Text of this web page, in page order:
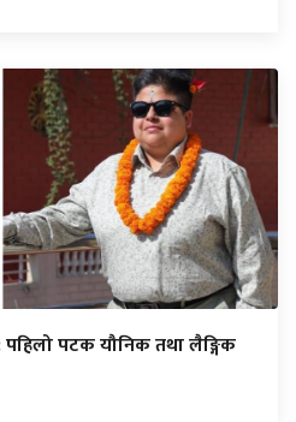
पटक यौनिक तथा लैङ्गिक